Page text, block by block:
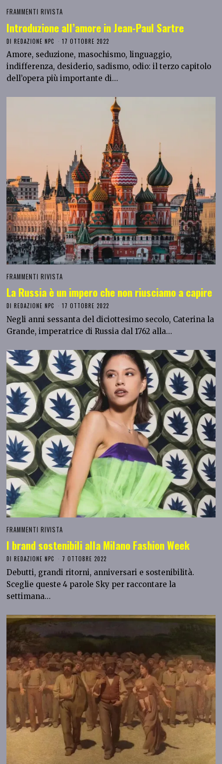
FRAMMENTI RIVISTA
Introduzione all’amore in Jean-Paul Sartre
DIREDAZIONE NPC 17 OTTOBRE 2022
Amore, seduzione, masochismo, linguaggio,
indifferenza, desiderio, sadismo, odio: il terzo capitolo
dell’opera più importante di…
FRAMMENTI RIVISTA
La Russia è un impero che non riusciamo a capire
DIREDAZIONE NPC 17 OTTOBRE 2022
Negli anni sessanta del diciottesimo secolo, Caterina la
Grande, imperatrice di Russia dal 1762 alla…
FRAMMENTI RIVISTA
I brand sostenibili alla Milano Fashion Week
DIREDAZIONE NPC 7 OTTOBRE 2022
Debutti, grandi ritorni, anniversari e sostenibilità.
Sceglie queste 4 parole Sky per raccontare la
settimana…